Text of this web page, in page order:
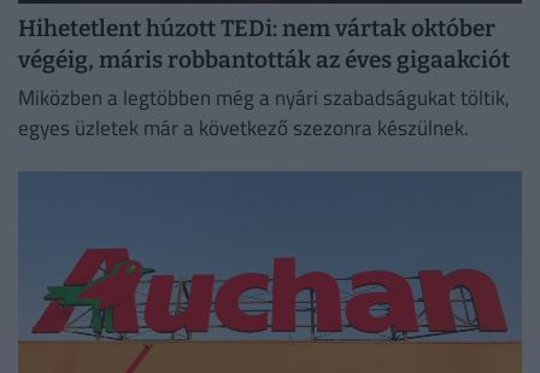
Hihetetlent húzott TEDi: nem vártak október
végéig, máris robbantották az éves gigaakciót
Miközben a legtöbben még a nyári szabadságukat töltik,
egyes üzletek már a következő szezonra készülnek.